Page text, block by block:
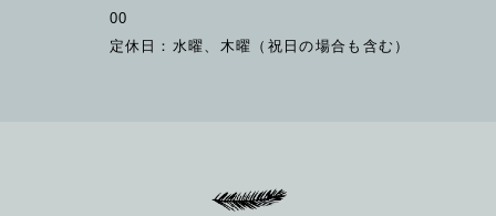
00
定休日：水曜、木曜（祝日の場合も含む）